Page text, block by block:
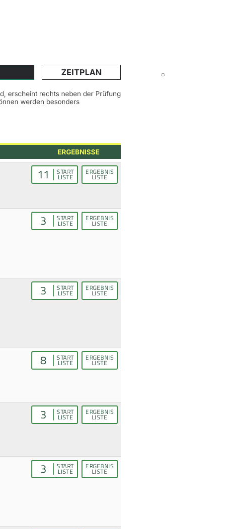
ZEITPLAN
erscheint rechts neben der Prüfung
werden besonders
ERGEBNISSE
11 START
LISTE
ERGEBNIS
LISTE
3 START
LISTE
ERGEBNIS
LISTE
3 START
LISTE
ERGEBNIS
LISTE
8 START
LISTE
ERGEBNIS
LISTE
3 START
LISTE
ERGEBNIS
LISTE
3 START
LISTE
ERGEBNIS
LISTE